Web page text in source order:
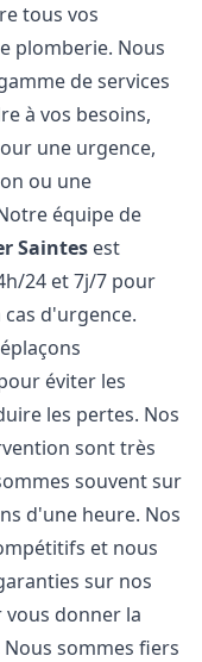
tous vos
plomberie. Nous
de services
à vos besoins,
une urgence,
ou une
équipe de
Saintes est
24 et 7j/7 pour
d'urgence.
éviter les
les pertes. Nos
sont très
souvent sur
d'une heure. Nos
et nous
sur nos
donner la
sommes fiers